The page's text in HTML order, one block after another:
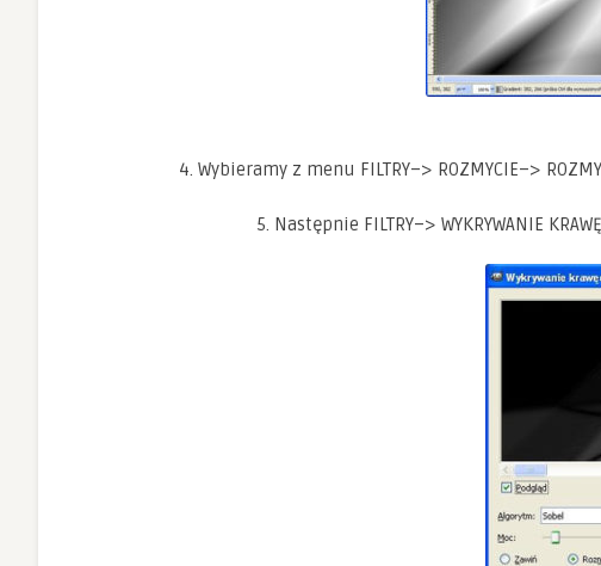
4. Wybieramy z menu FILTRY–> ROZMYCIE–>
5. Następnie FILTRY–> WYKRYWANIE